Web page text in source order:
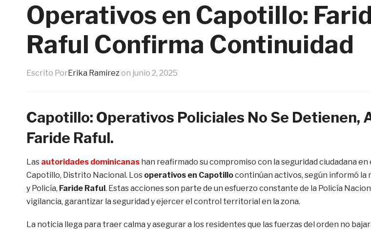
Operativos en Capotillo:
Raful Confirma Continuidad
Escrito PorErika Ramirezon junio 2, 2025
Capotillo: Operativos Policiales No Se Detienen,
Faride Raful.
Las autoridades dominicanashan reafirmado su compromiso con la seguridad ciudadana en
Capotillo, Distrito Nacional. Los operativos en Capotillocontinúan activos, según informó la
y Policía, Faride Raful. Estas acciones son parte de un esfuerzo constante de la Policía
vigilancia, garantizar la seguridad y ejercer el control territorial en la zona.
La noticia llega para traer calma y asegurar a los residentes que las fuerzas del orden no